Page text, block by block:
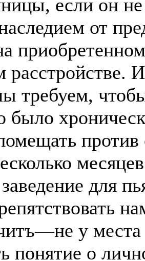
если он не
от
приобретенном
требуем,
было
против
для
у места
понятие о